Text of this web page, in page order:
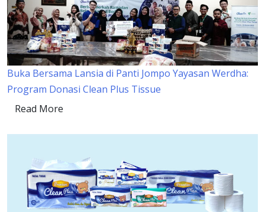
Buka Bersama Lansia di Panti Jompo Yayasan Werdha:
Program Donasi Clean Plus Tissue
Read More